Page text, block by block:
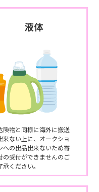
液体
険物と同様に海外に搬送
来ない上に、オークショ
への出品出来ないため寄
の受付ができませんのご
承ください。